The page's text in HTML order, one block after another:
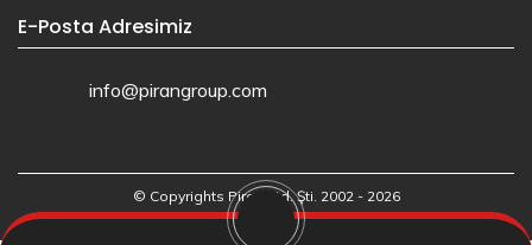
E-Posta Adresimiz
info@pirangroup.com
© Copyrights Piran Ltd. Şti. 2002 - 2026
Web Tasarım: Ajans.io